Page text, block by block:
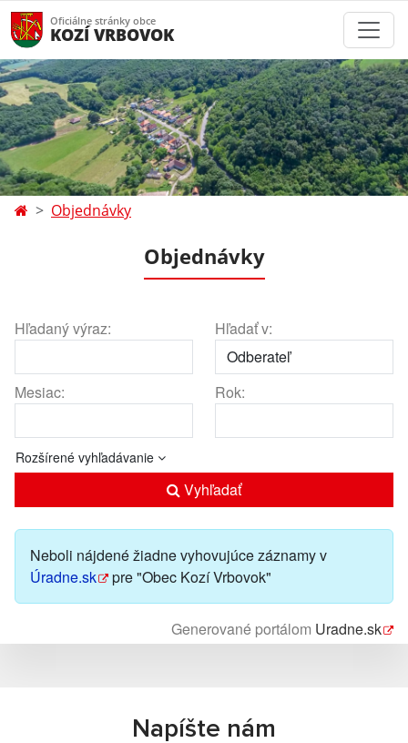
Oficiálne stránky obce
KOZÍ VRBOVOK
Objednávky
Objednávky
Hľadaný výraz: Hľadať v:
Mesiac: Rok:
Rozšírené vyhľadávanie
Vyhľadať
Neboli nájdené žiadne vyhovujúce záznamy v
Úradne.sk
pre "Obec Kozí Vrbovok"
Generované portálom Uradne.sk
Napíšte nám